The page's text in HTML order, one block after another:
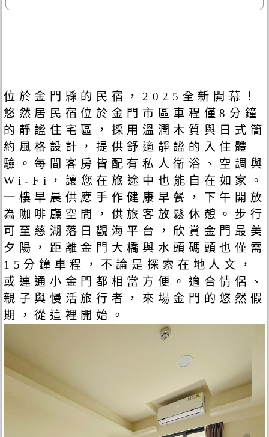
位於金門縣的民宿，2025全新開幕！
悠然居民宿位於金門市區車程僅8分鐘
的靜謐住宅區，採用溫潤木質與日式簡
約風格設計，提供舒適靜謐的入住體
驗。每間客房皆配有私人衛浴、空調與
Wi-Fi，讓您在旅途中也能自在如家。
一樓早晨供應手作健康早餐，下午開放
為咖啡廳空間，供旅客放鬆休憩。步行
可至慈湖落日觀海平台，欣賞金門最美
夕陽，距離金門大橋與水頭碼頭也僅需
15分鐘車程，不論是探索在地人文，
或連通小金門都相當方便。適合情侶、
親子與慢活旅行者，來場金門的悠然假
期，從這裡開始。